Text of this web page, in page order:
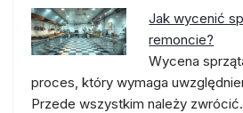
Jak wycenić
remoncie?
Wycena
proces, który wymaga
Przede wszystkim należy